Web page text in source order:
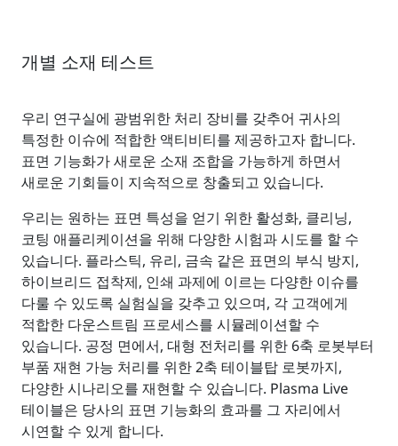
개별 소재 테스트
우리 연구실에 광범위한 처리 장비를 갖추어 귀사의
특정한 이슈에 적합한 액티비티를 제공하고자 합니다.
표면 기능화가 새로운 소재 조합을 가능하게 하면서
새로운 기회들이 지속적으로 창출되고 있습니다.
우리는 원하는 표면 특성을 얻기 위한 활성화, 클리닝,
코팅 애플리케이션을 위해 다양한 시험과 시도를 할 수
있습니다. 플라스틱, 유리, 금속 같은 표면의 부식 방지,
하이브리드 접착제, 인쇄 과제에 이르는 다양한 이슈를
다룰 수 있도록 실험실을 갖추고 있으며, 각 고객에게
적합한 다운스트림 프로세스를 시뮬레이션할 수
있습니다. 공정 면에서, 대형 전처리를 위한 6축 로봇부터
부품 재현 가능 처리를 위한 2축 테이블탑 로봇까지,
다양한 시나리오를 재현할 수 있습니다. Plasma Live
테이블은 당사의 표면 기능화의 효과를 그 자리에서
시연할 수 있게 합니다.